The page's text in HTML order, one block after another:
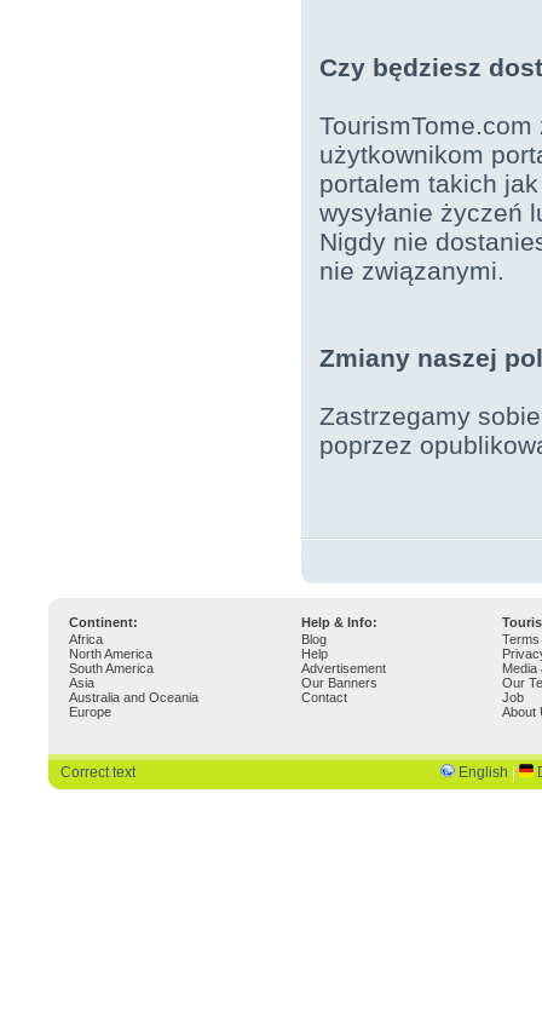
Czy będziesz
użytkownikom
portalem takich
wysyłanie życzeń
Nigdy nie
nie związanymi.
Zmiany naszej
Zastrzegamy
poprzez
Continent: Help & Info:
Africa
North America
South America
Asia
Australia and Oceania
Europe
Blog
Help
Advertisement
Our Banners
Contact
Media
Our
Job
About
Correct text English